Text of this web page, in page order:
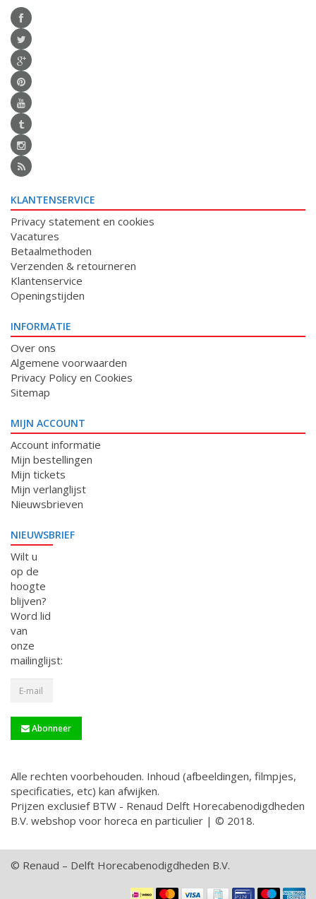
KLANTENSERVICE
Privacy statement en cookies
Vacatures
Betaalmethoden
Verzenden & retourneren
Klantenservice
Openingstijden
INFORMATIE
Over ons
Algemene voorwaarden
Privacy Policy en Cookies
Sitemap
MIJN ACCOUNT
Account informatie
Mijn bestellingen
Mijn tickets
Mijn verlanglijst
Nieuwsbrieven
NIEUWSBRIEF
Wilt u
op de
hoogte
blijven?
Word lid
van
onze
mailinglijst:
Abonneer
Alle rechten voorbehouden. Inhoud (afbeeldingen, filmpjes,
specificaties, etc) kan afwijken.
Prijzen exclusief BTW - Renaud Delft Horecabenodigdheden
B.V. webshop voor horeca en particulier | © 2018.
© Renaud – Delft Horecabenodigdheden B.V.